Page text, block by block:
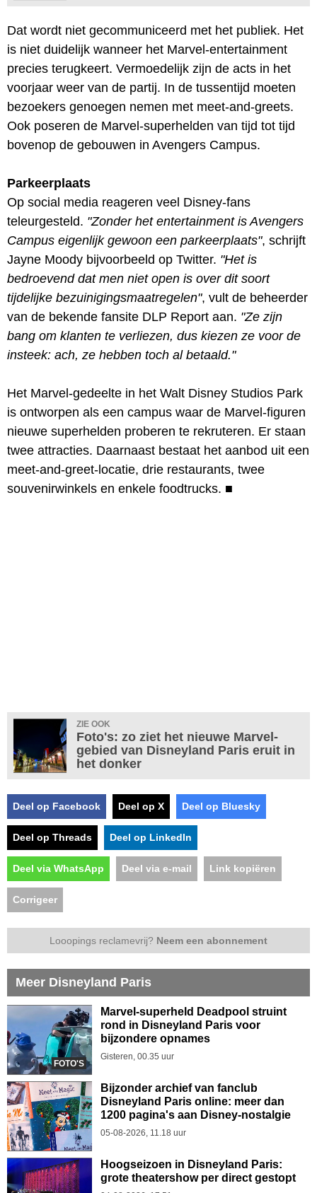
Dat wordt niet gecommuniceerd met het publiek. Het
is niet duidelijk wanneer het Marvel-entertainment
precies terugkeert. Vermoedelijk zijn de acts in het
voorjaar weer van de partij. In de tussentijd moeten
bezoekers genoegen nemen met meet-and-greets.
Ook poseren de Marvel-superhelden van tijd tot tijd
bovenop de gebouwen in Avengers Campus.
Parkeerplaats
Op social media reageren veel Disney-fans
teleurgesteld. "Zonder het entertainment is Avengers
Campus eigenlijk gewoon een parkeerplaats", schrijft
Jayne Moody bijvoorbeeld op Twitter. "Het is
bedroevend dat men niet open is over dit soort
tijdelijke bezuinigingsmaatregelen", vult de beheerder
van de bekende fansite DLP Report aan. "Ze zijn
bang om klanten te verliezen, dus kiezen ze voor de
insteek: ach, ze hebben toch al betaald."
Het Marvel-gedeelte in het Walt Disney Studios Park
is ontworpen als een campus waar de Marvel-figuren
nieuwe superhelden proberen te rekruteren. Er staan
twee attracties. Daarnaast bestaat het aanbod uit een
meet-and-greet-locatie, drie restaurants, twee
souvenirwinkels en enkele foodtrucks. ■
ZIE OOK
Foto's: zo ziet het nieuwe Marvel-
gebied van Disneyland Paris eruit in
het donker
Deel op Facebook Deel op X Deel op Bluesky
Deel op Threads Deel op LinkedIn
Deel via WhatsApp Deel via e-mail Link kopiëren
Corrigeer
Looopings reclamevrij? Neem een abonnement
Meer Disneyland Paris
FOTO'S
Marvel-superheld Deadpool struint
rond in Disneyland Paris voor
bijzondere opnames
Gisteren, 00.35 uur
Bijzonder archief van fanclub
Disneyland Paris online: meer dan
1200 pagina's aan Disney-nostalgie
05-08-2026, 11.18 uur
Hoogseizoen in Disneyland Paris:
grote theatershow per direct gestopt